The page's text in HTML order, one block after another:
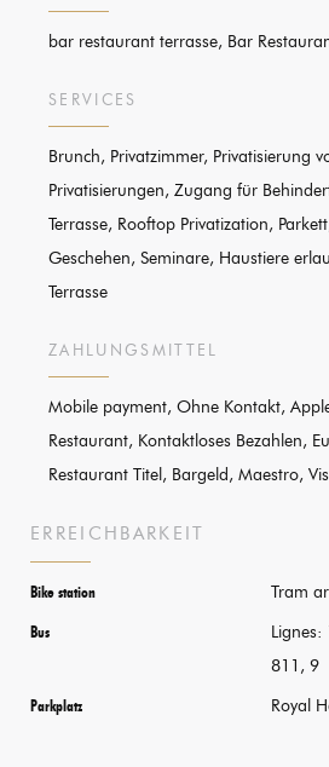
bar restaurant terrasse, Bar
SERVICES
Brunch, Privatzimmer, Privatisierung
Privatisierungen, Zugang für
Terrasse, Rooftop Privatization,
Geschehen, Seminare, Haustiere
Terrasse
ZAHLUNGSMITTEL
Mobile payment, Ohne Kontakt,
Restaurant, Kontaktloses Bezahlen,
Restaurant Titel, Bargeld, Maestro,
ERREICHBARKEIT
Bike station Tram
Bus
811, 9
Parkplatz Royal